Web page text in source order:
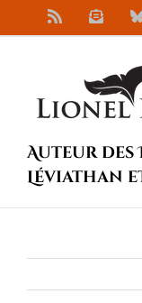
au
Auteur des
Léviathan